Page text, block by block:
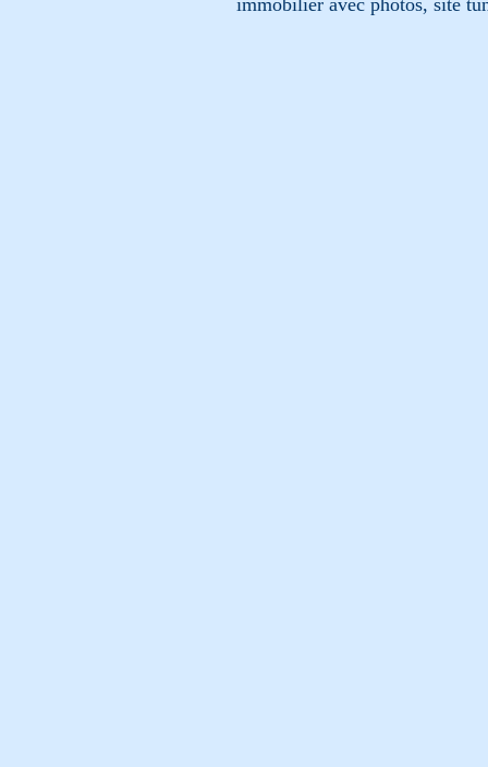
immobilier avec photos, site